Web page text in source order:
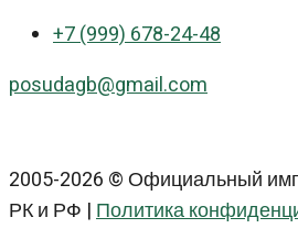
+7 (999) 678-24-48
posudagb@gmail.com
2005-2026 © Официальный
РК и РФ |Политика